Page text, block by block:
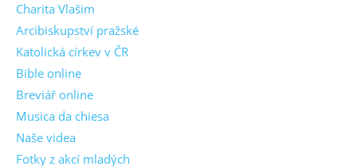
Charita Vlašim
Arcibiskupství pražské
Katolická církev v ČR
Bible online
Breviář online
Musica da chiesa
Naše videa
Fotky z akcí mladých